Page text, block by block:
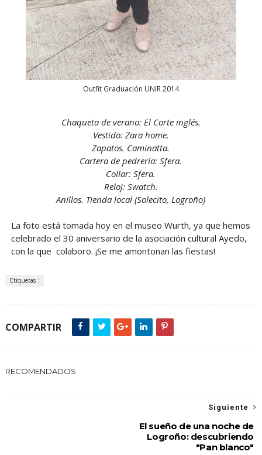
Outfit Graduación UNIR 2014
Chaqueta de verano: El Corte inglés.
Vestido: Zara home.
Zapatos. Caminatta.
Cartera de pedrería: Sfera.
Collar: Sfera.
Reloj: Swatch.
Anillos. Tienda local (Solecito, Logroño)
La foto está tomada hoy en el museo Wurth, ya que hemos
celebrado el 30 aniversario de la asociación cultural Ayedo,
con la que colaboro. ¡Se me amontonan las fiestas!
Etiquetas :
COMPARTIR
RECOMENDADOS
Siguiente
El sueño de una noche de
Logroño: descubriendo
"Pan blanco"